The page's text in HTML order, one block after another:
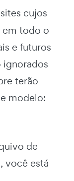
cujos
em todo o
e futuros
ignorados
terão
modelo:
de
você está